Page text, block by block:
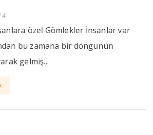
özel Gömlekler İnsanlar var
bu zamana bir döngünün
gelmiş...